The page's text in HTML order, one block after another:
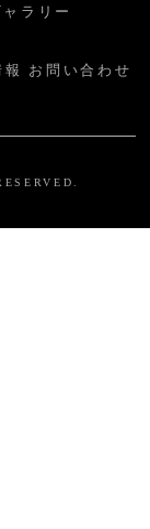
ラリー
お問い合わせ